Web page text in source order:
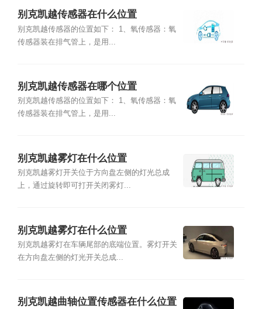
别克凯越传感器在什么位置
别克凯越传感器的位置如下： 1、氧传感器：氧
传感器装在排气管上，是用...
别克凯越传感器在哪个位置
别克凯越传感器的位置如下： 1、氧传感器：氧
传感器装在排气管上，是用...
别克凯越雾灯在什么位置
别克凯越雾灯开关位于方向盘左侧的灯光总成
上，通过旋转即可打开关闭雾灯...
别克凯越雾灯在什么位置
别克凯越雾灯在车辆尾部的底端位置。雾灯开关
在方向盘左侧的灯光开关总成...
别克凯越曲轴位置传感器在什么位置